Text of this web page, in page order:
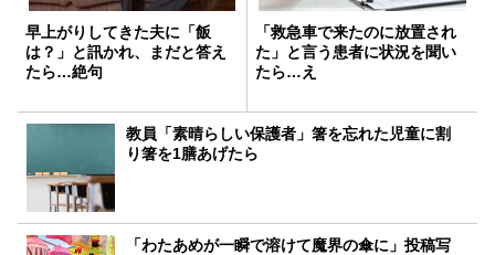
早上がりしてきた夫に「飯
は？」と訊かれ、まだと答え
たら…絶句
「救急車で来たのに放置され
た」と言う患者に状況を聞い
たら…え
教員「素晴らしい保護者」箸を忘れた児童に割
り箸を1膳あげたら
「わたあめが一瞬で溶けて魔界の傘に」投稿写